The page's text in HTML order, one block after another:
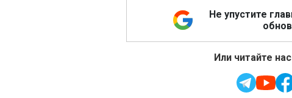
Не упустите
Или читайте